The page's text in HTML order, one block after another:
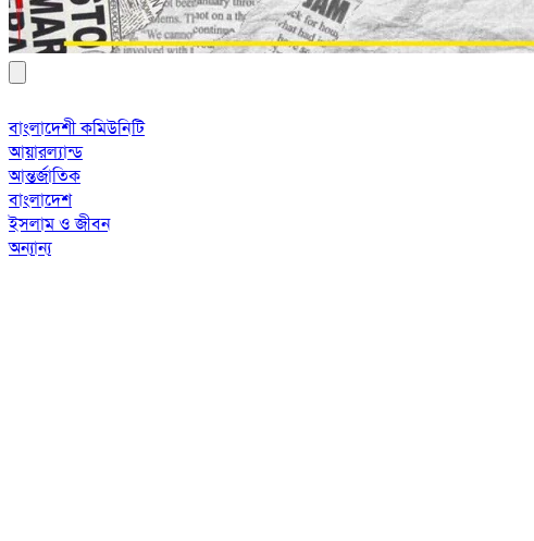
বাংলাদেশী কমিউনিটি
আয়ারল্যান্ড
আন্তর্জাতিক
বাংলাদেশ
ইসলাম ও জীবন
অন্যান্য